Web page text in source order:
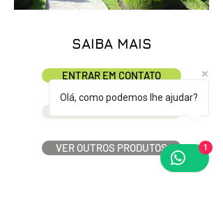
SAIBA MAIS
ENTRAR EM CONTATO
VER OUTROS PRODUTOS
Olá, como podemos lhe ajudar?
1